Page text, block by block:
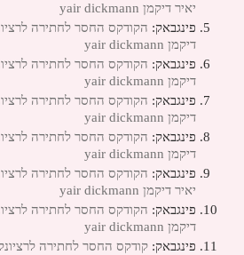
יאיר דיקמן yair dickmann
פינגבאק: הקודקס החסר לחתירה
דיקמן yair dickmann
פינגבאק: הקודקס החסר לחתירה
דיקמן yair dickmann
פינגבאק: הקודקס החסר לחתירה
דיקמן yair dickmann
פינגבאק: הקודקס החסר לחתירה
דיקמן yair dickmann
פינגבאק: הקודקס החסר לחתירה
יאיר דיקמן yair dickmann
פינגבאק: הקודקס החסר לחתירה
דיקמן yair dickmann
פינגבאק:קודקס החסר לחתירה